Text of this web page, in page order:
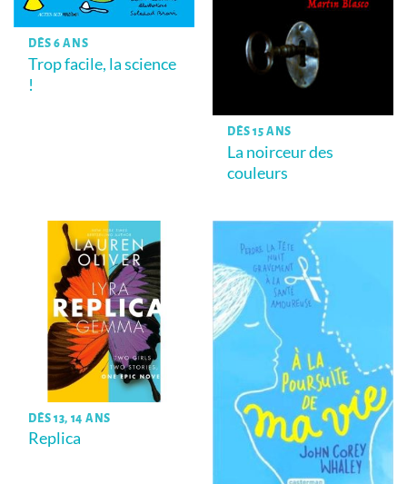
DÈS 6 ANS
Trop facile, la science
!
DÈS 15 ANS
La noirceur des
couleurs
DÈS 13, 14 ANS
Replica